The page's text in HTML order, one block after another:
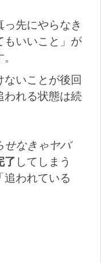
先にやらなき
もいいこと」が
いことが後回
われる状態は続
せなきゃヤバ
了 してしまう
追われている